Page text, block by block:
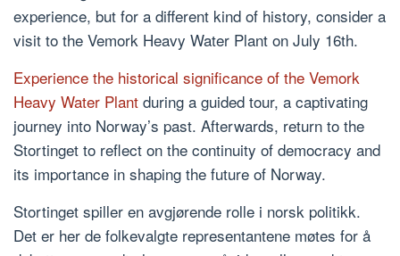
experience, but for a different kind of history, consider a
visit to the Vemork Heavy Water Plant on July 16th.
Experience the historical significance of the Vemork
Heavy Water Plant during a guided tour, a captivating
journey into Norway’s past. Afterwards, return to the
Stortinget to reflect on the continuity of democracy and
its importance in shaping the future of Norway.
Stortinget spiller en avgjørende rolle i norsk politikk.
Det er her de folkevalgte representantene møtes for å